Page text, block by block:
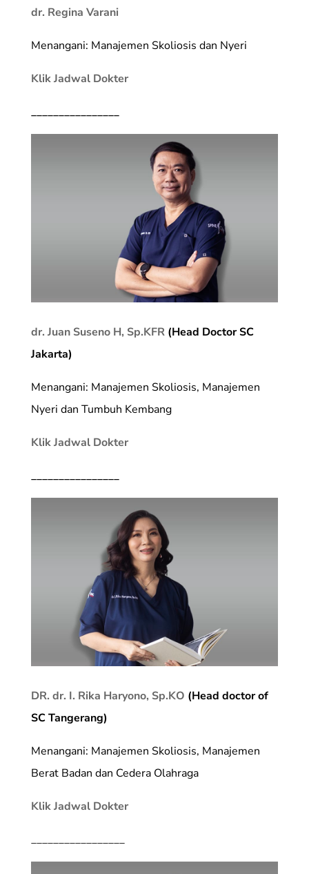
dr. Regina Varani
Menangani: Manajemen Skoliosis dan Nyeri
Klik Jadwal Dokter
________________
dr. Juan Suseno H, Sp.KFR(Head Doctor SC
Jakarta)
Menangani: Manajemen Skoliosis, Manajemen
Nyeri dan Tumbuh Kembang
Klik Jadwal Dokter
________________
DR. dr. I. Rika Haryono, Sp.KO (Head doctor of
SC Tangerang)
Menangani: Manajemen Skoliosis, Manajemen
Berat Badan dan Cedera Olahraga
Klik Jadwal Dokter
_________________